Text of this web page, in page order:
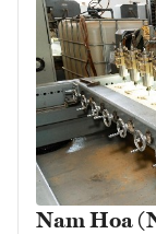
Nam Hoa